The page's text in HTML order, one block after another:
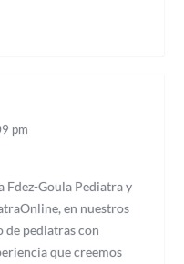
pm
Fdez-Goula Pediatra y
en nuestros
de pediatras con
que creemos